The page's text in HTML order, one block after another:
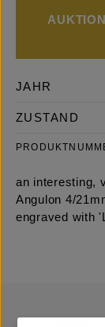
JAHR
ZUSTAND
an interesting,
Angulon 4/
engraved with